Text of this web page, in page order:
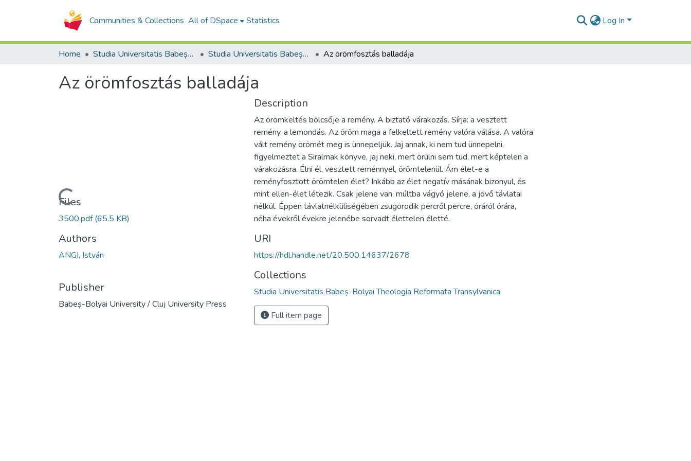
Communities & Collections All of DSpace Statistics Log In
Home Studia Universitatis Babeș-Bolyai Collection Studia Universitatis Babeș-Bolyai Theologia Reformata Transylvanica Az örömfosztás balladája
Az örömfosztás balladája
Loading...
Files
3500.pdf(65.5 KB)
Authors
ANGI, István
Publisher
Babeș-Bolyai University / Cluj University Press
Description
Az örömkeltés bölcsője a remény. A biztató várakozás. Sírja: a vesztett
remény, a lemondás. Az öröm maga a felkeltett remény valóra válása. A valóra
vált remény örömét meg is ünnepeljük. Jaj annak, ki nem tud ünnepelni,
figyelmeztet a Siralmak könyve, jaj neki, mert örülni sem tud, mert képtelen a
várakozásra. Élni él, vesztett reménnyel, örömtelenül. Ám élet-e a
reményfosztott örömtelen élet? Inkább az élet negatív másának bizonyul, és
mint ellen-élet létezik. Csak jelene van, múltba vágyó jelene, a jövő távlatai
nélkül. Éppen távlatnélküliségében zsugorodik percről percre, óráról órára,
néha évekről évekre jelenébe sorvadt élettelen életté.
URI
https://hdl.handle.net/20.500.14637/2678
Collections
Studia Universitatis Babeș-Bolyai Theologia Reformata Transylvanica
Full item page